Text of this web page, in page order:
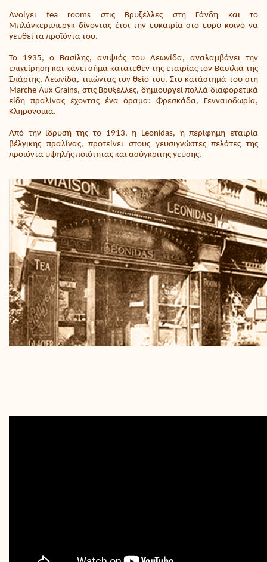
Ανοίγει tea rooms στις Βρυξέλλες στη Γάνδη και το
Μπλάνκερμπεργκ δίνοντας έτσι την ευκαιρία στο ευρύ κοινό να
γευθεί τα προϊόντα του.
Το 1935, ο Βασίλης, ανιψιός του Λεωνίδα, αναλαμβάνει την
επιχείρηση και κάνει σήμα κατατεθέν της εταιρίας τον Βασιλιά της
Σπάρτης, Λεωνίδα, τιμώντας τον θείο του. Στο κατάστημά του στη
Marche Aux Grains, στις Βρυξέλλες, δημιουργεί πολλά διαφορετικά
είδη πραλίνας έχοντας ένα όραμα: Φρεσκάδα, Γενναιοδωρία,
Κληρονομιά.
Από την ίδρυσή της το 1913, η Leonidas, η περίφημη εταιρία
βέλγικης πραλίνας, προτείνει στους γευσιγνώστες πελάτες της
προϊόντα υψηλής ποιότητας και ασύγκριτης γεύσης.